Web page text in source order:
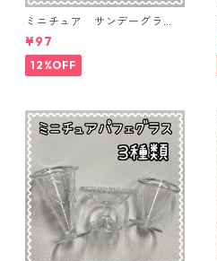
ミニチュア サンデーグラ
ス 3個入り【MNT-GLS-3P-
04】
¥97
12%OFF